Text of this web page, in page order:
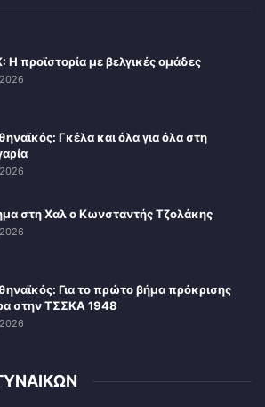
Η προϊστορία με βελγικές ομάδες
Γκέλα και όλα για όλα στη
στη Χαλ ο Κωνσταντής Τζολάκης
Για το πρώτο βήμα πρόκρισης
στην ΤΣΣΚΑ 1948